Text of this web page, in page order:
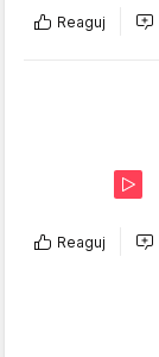
Reaguj
Reaguj